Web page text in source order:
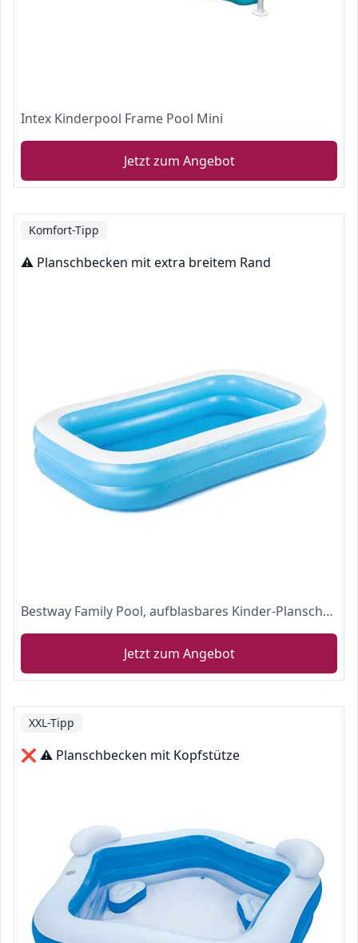
Intex Kinderpool Frame Pool Mini
Jetzt zum Angebot
Komfort-Tipp
⚠️ Planschbecken mit extra breitem Rand
Bestway Family Pool, aufblasbares Kinder-Planschbecken 262 x 175 x 51 cm
Jetzt zum Angebot
XXL-Tipp
❌ ⚠️ Planschbecken mit Kopfstütze